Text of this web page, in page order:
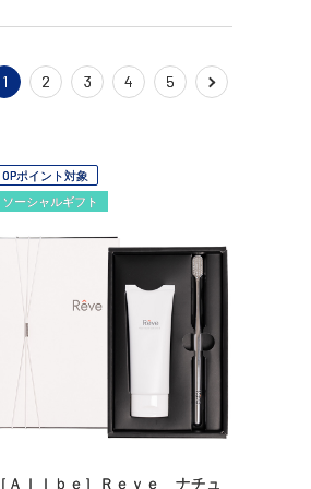
1 2 3 4 5
OPポイント対象
ソーシャルギフト
［Ａｌｌｂｅ］Ｒｅｖｅ ナチュ